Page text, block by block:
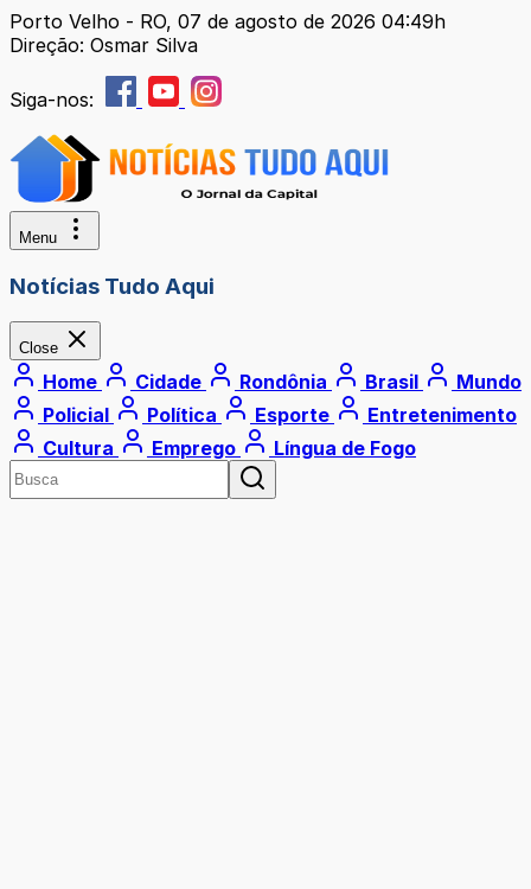
Porto Velho - RO, 07 de agosto de 2026 04:49h
Direção: Osmar Silva
Siga-nos:
Menu
Notícias Tudo Aqui
Close
Home Cidade Rondônia Brasil
Mundo
Policial
Política Esporte
Entretenimento
Cultura
Emprego Língua de Fogo